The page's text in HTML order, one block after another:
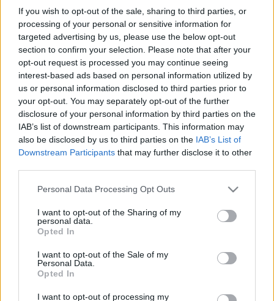
If you wish to opt-out of the sale, sharing to third parties, or
processing of your personal or sensitive information for
targeted advertising by us, please use the below opt-out
section to confirm your selection. Please note that after your
opt-out request is processed you may continue seeing
interest-based ads based on personal information utilized by
us or personal information disclosed to third parties prior to
your opt-out. You may separately opt-out of the further
disclosure of your personal information by third parties on the
IAB’s list of downstream participants. This information may
also be disclosed by us to third parties on the IAB’s List of
Downstream Participants that may further disclose it to other
Please note that this website/app uses one or more Google
not limited to your visit or usage behaviour. You may click to
grant or deny consent to Google and its third-party tags to
use your data for below specified purposes in below Google
consent section.
Personal Data Processing Opt Outs
I want to opt-out of the Sharing of my
personal data.
Opted In
I want to opt-out of the Sale of my
Personal Data.
Opted In
I want to opt-out of processing my
LEGFRISSEBB
Országos hírek
Megérkezett az eső a Duna vízgyűjtőjére
Aktuális
Paks II.: Mit jelent az 5. blokk új
árnyékában?
másodfokúra csökken a riasztás